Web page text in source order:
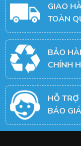
GIAO
TOÀN
BẢO
CHÍNH
HỖ
BÁO